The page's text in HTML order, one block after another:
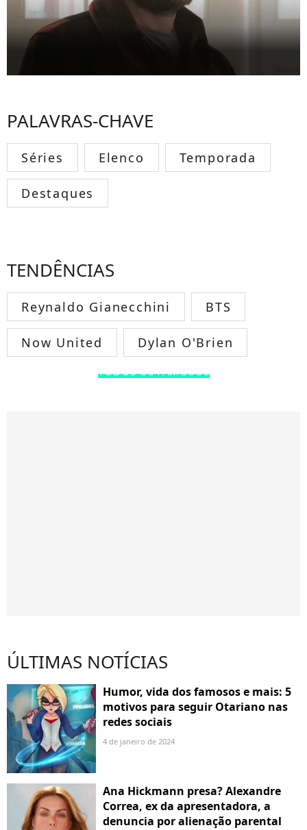
PALAVRAS-CHAVE
Séries Elenco Temporada
Destaques
TENDÊNCIAS
Reynaldo Gianecchini BTS
Now United Dylan O'Brien
TODOS OS FAMOSOS
ÚLTIMAS NOTÍCIAS
Humor, vida dos famosos e mais: 5
motivos para seguir Otariano nas
redes sociais
4 de janeiro de 2024
Ana Hickmann presa? Alexandre
Correa, ex da apresentadora, a
denuncia por alienação parental